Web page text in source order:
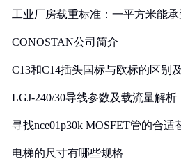
工业厂房载重标准：一平方米能
CONOSTAN公司简介
C13和C14插头国标与欧标的区别
LGJ-240/30导线参数及载流量解析
寻找nce01p30k MOSFET管的合适
电梯的尺寸有哪些规格